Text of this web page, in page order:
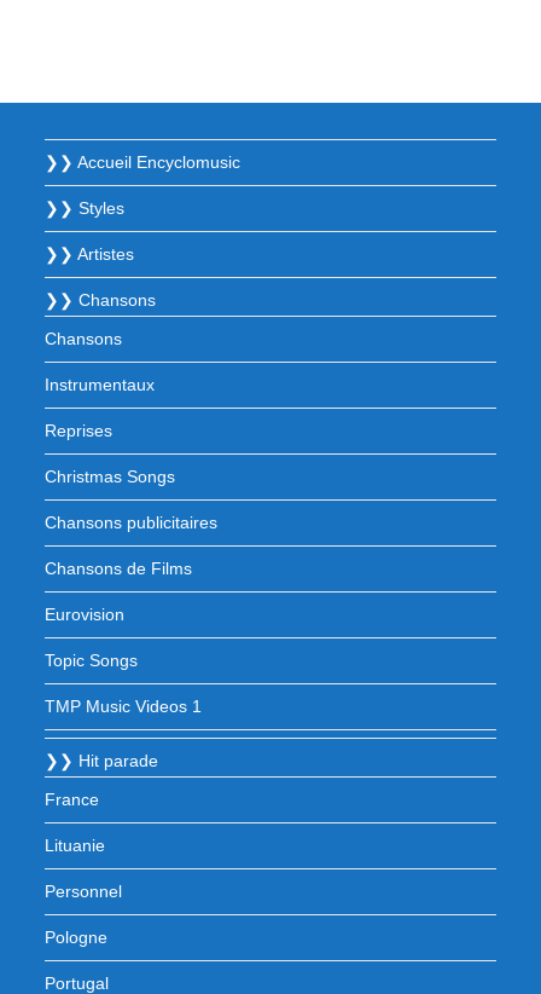
❯❯ Accueil Encyclomusic
❯❯ Styles
❯❯ Artistes
❯❯ Chansons
Chansons
Instrumentaux
Reprises
Christmas Songs
Chansons publicitaires
Chansons de Films
Eurovision
Topic Songs
TMP Music Videos 1
❯❯ Hit parade
France
Lituanie
Personnel
Pologne
Portugal